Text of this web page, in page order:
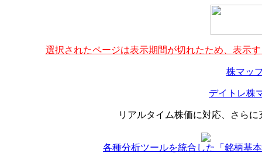
選択されたページは表示期間が切れたため、表示
株マッ
デイトレ株
リアルタイム株価に対応、さら
各種分析ツールを統合した「銘柄基